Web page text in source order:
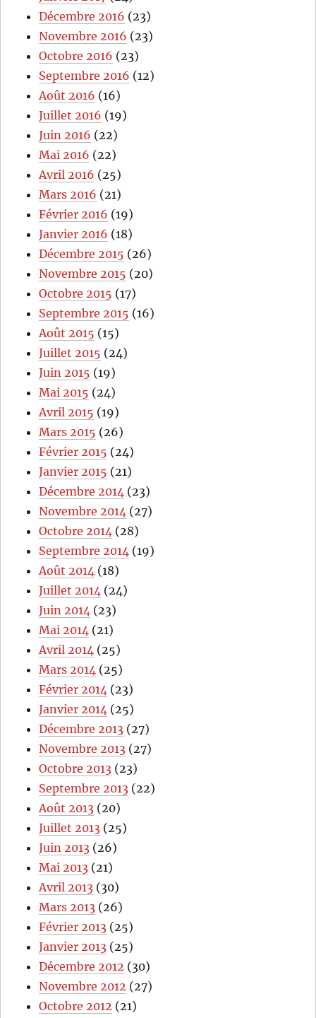
Décembre 2016 (23)
Novembre 2016 (23)
Octobre 2016 (23)
Septembre 2016 (12)
Août 2016 (16)
Juillet 2016 (19)
Juin 2016 (22)
Mai 2016 (22)
Avril 2016 (25)
Mars 2016 (21)
Février 2016 (19)
Janvier 2016 (18)
Décembre 2015 (26)
Novembre 2015 (20)
Octobre 2015 (17)
Septembre 2015 (16)
Août 2015 (15)
Juillet 2015 (24)
Juin 2015 (19)
Mai 2015 (24)
Avril 2015 (19)
Mars 2015 (26)
Février 2015 (24)
Janvier 2015 (21)
Décembre 2014 (23)
Novembre 2014 (27)
Octobre 2014 (28)
Septembre 2014 (19)
Août 2014 (18)
Juillet 2014 (24)
Juin 2014 (23)
Mai 2014 (21)
Avril 2014 (25)
Mars 2014 (25)
Février 2014 (23)
Janvier 2014 (25)
Décembre 2013 (27)
Novembre 2013 (27)
Octobre 2013 (23)
Septembre 2013 (22)
Août 2013 (20)
Juillet 2013 (25)
Juin 2013 (26)
Mai 2013 (21)
Avril 2013 (30)
Mars 2013 (26)
Février 2013 (25)
Janvier 2013 (25)
Décembre 2012 (30)
Novembre 2012 (27)
Octobre 2012 (21)